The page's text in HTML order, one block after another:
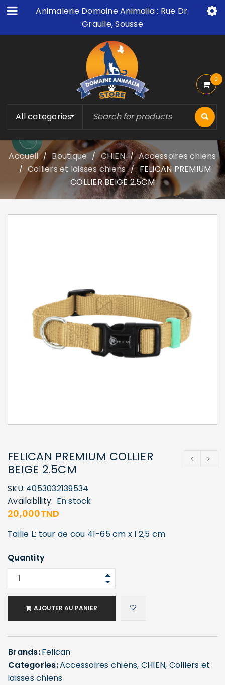
Animalerie Domaine Animalia : Rue Dr.
Graulle, Sousse
All categories
0
Accueil / Boutique / CHIEN / Accessoires chiens
/ Colliers et laisses chiens / FELICAN PREMIUM
COLLIER BEIGE 2.5CM
FELICAN PREMIUM COLLIER
BEIGE 2.5CM
SKU: 4053032139534
Availability: En stock
20,000TND
Taille L: tour de cou 41-65 cm x l 2,5 cm
Quantity
AJOUTER AU PANIER
Brands:Felican
Categories:Accessoires chiens, CHIEN, Colliers et
laisses chiens